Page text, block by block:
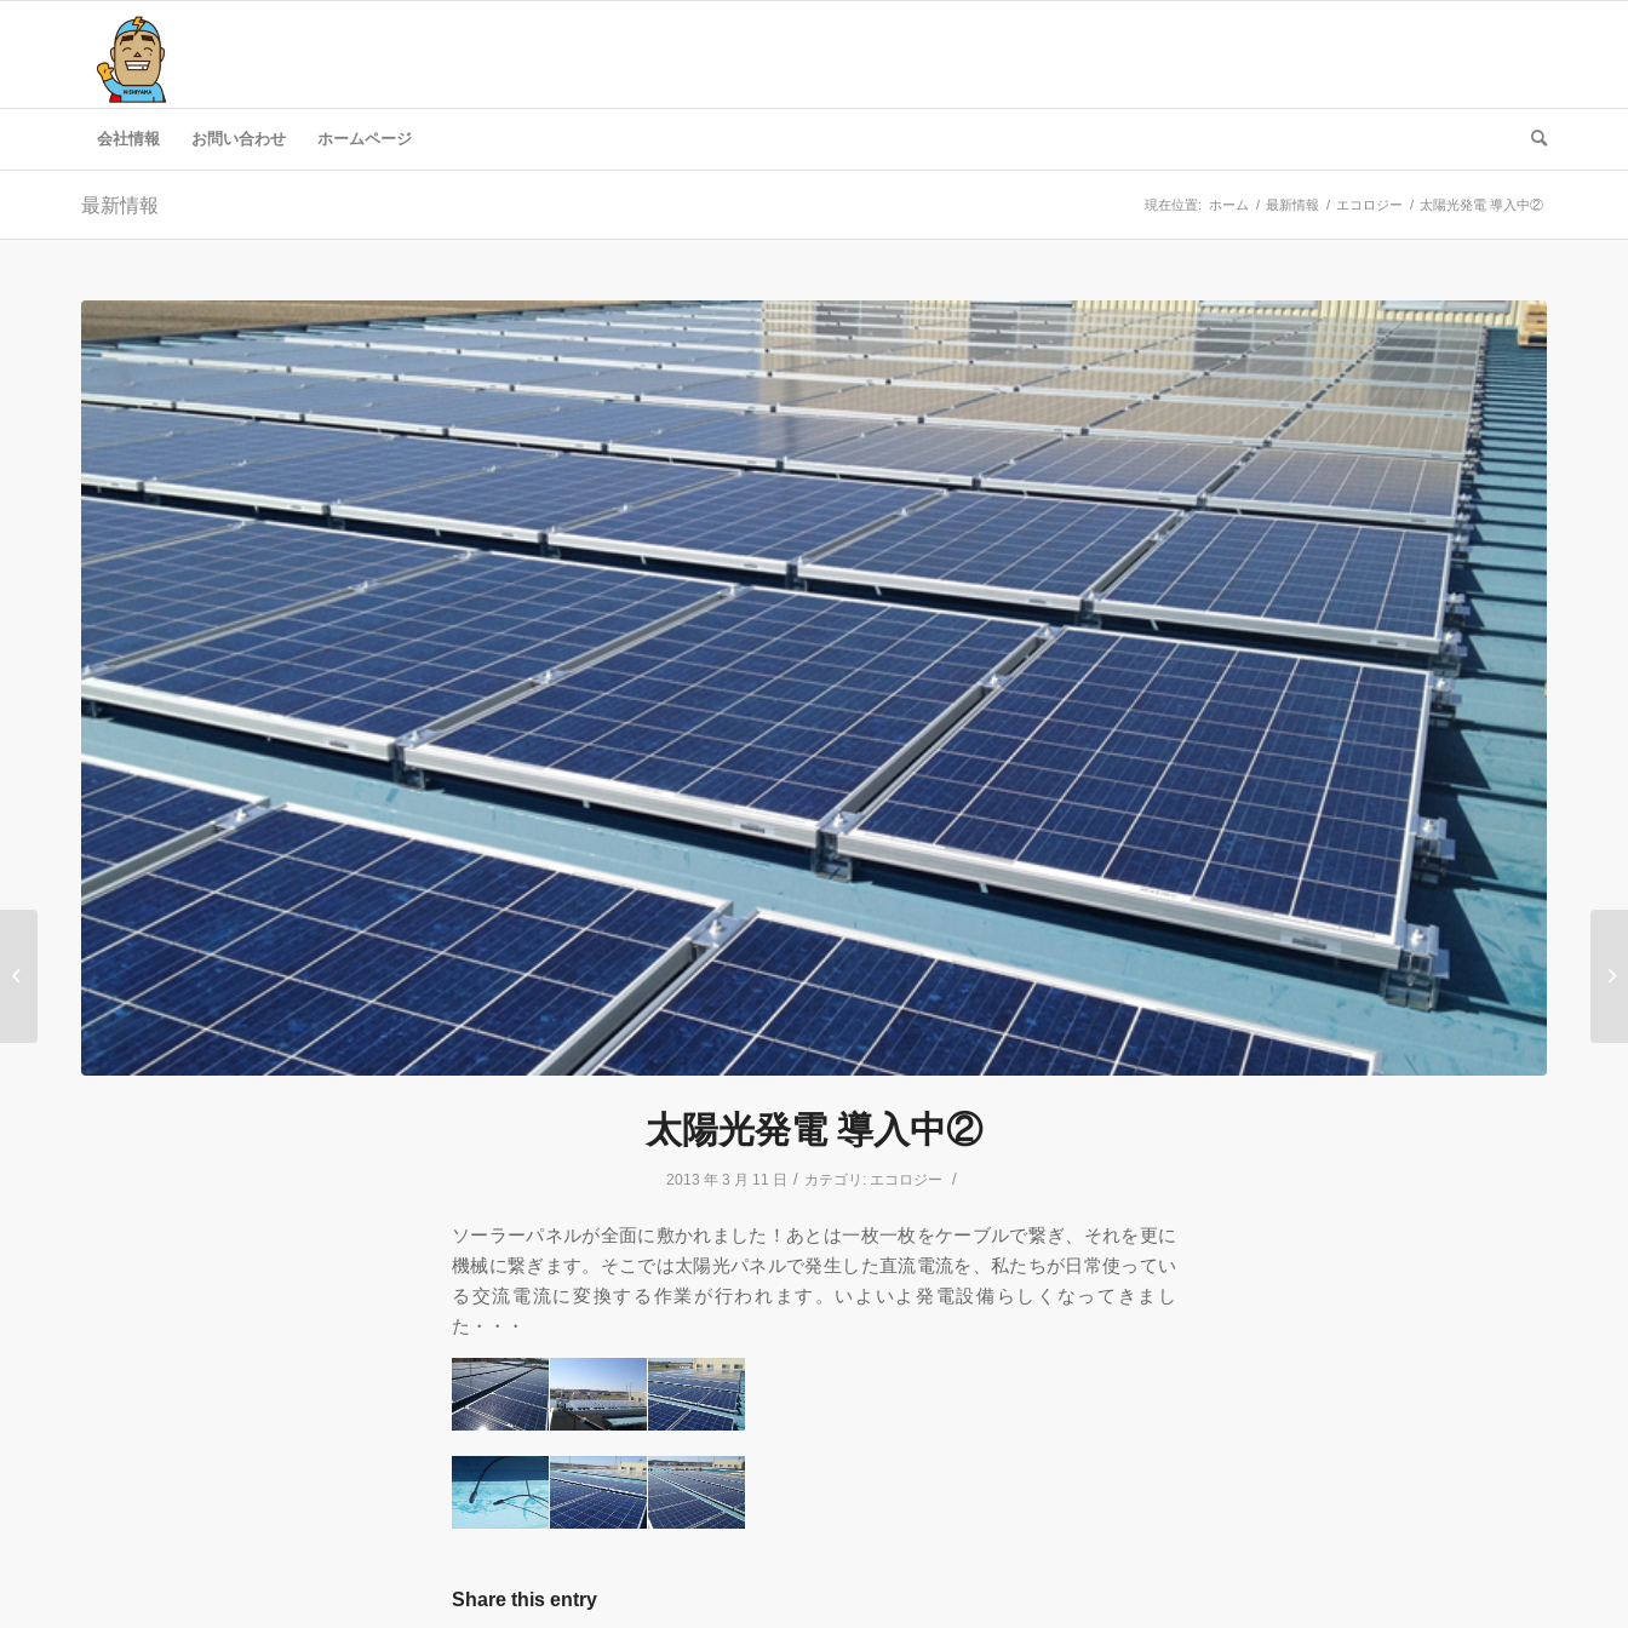
会社情報 お問い合わせ ホームページ
最新情報 現在位置: ホーム / 最新情報 / エコロジー / 太陽光発電 導入中②
太陽光発電 導入中②
2013 年 3 月 11 日 / カテゴリ: エコロジー /
ソーラーパネルが全面に敷かれました！あとは一枚一枚をケーブルで繋ぎ、それを更に
機械に繋ぎます。そこでは太陽光パネルで発生した直流電流を、私たちが日常使ってい
る交流電流に変換する作業が行われます。いよいよ発電設備らしくなってきまし
た・・・
Share this entry
太陽光発電 導入中…